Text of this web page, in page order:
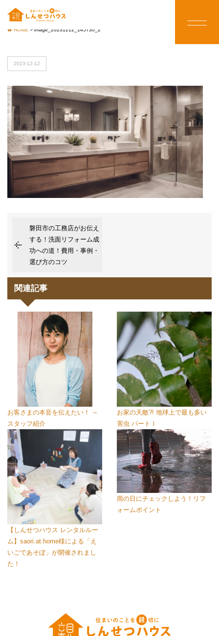
HOME > image_20231212_145730_2
2023-12-12
磐田市の工務店がお伝え
する！洗面リフォーム成
功への道！費用・事例・
選び方のコツ
関連記事
お客さまの本音を伝えたい！ ～
スタッフ紹介
お家の天敵?! 地球上で最も多い
害虫 パートⅠ
【しんせつハウス レンタルルー
ム】saori.at.home様による「え
いごであそぼ」が開催されまし
た！
雨の日にチェックしよう！リフ
ォームポイント